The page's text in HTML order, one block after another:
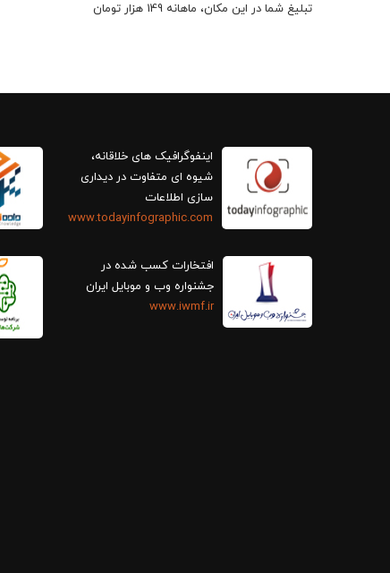
تبلیغ شما در این مکان، ماهانه 149 هزار تومان
اینفوگرافیک های خلاقانه،
سازی اطلاعات
www.todayinfographic.com
افتخارات کسب شده در
جشنواره وب و موبایل ایران
www.iwmf.ir